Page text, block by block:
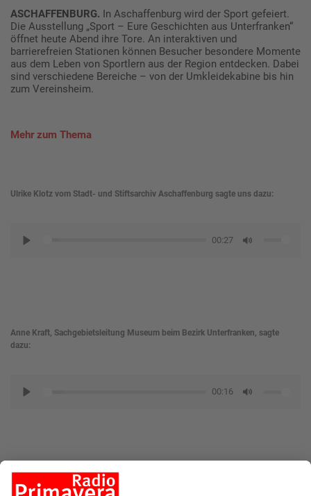
ASCHAFFENBURG. In Aschaffenburg wird der Sport gefeiert.
Die Ausstellung „Sport – Eure Geschichten aus Unterfranken“
öffnet heute Abend ihre Tore. An interaktiven und
barrierefreien Stationen können Besucher besondere Momente
aus dem Leben von Sportlern aus der Region entdecken. Dabei
sind verschiedene Bereiche – von der Umkleidekabine bis hin
zum Vereinsheim.
Mehr zum Thema
Ulrike Klotz vom Stadt- und Stiftsarchiv Aschaffenburg sagte uns dazu:
PLAY
00:27
Anne Kraft, Sachgebietsleitung Museum beim Bezirk Unterfranken, sagte
dazu:
PLAY
00:16
Leiter des Stadt- und Stiftsarchiv, Dr. Joachim Kemper sagte uns: